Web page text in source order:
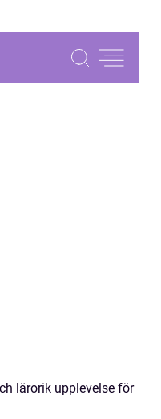
lärorik upplevelse för